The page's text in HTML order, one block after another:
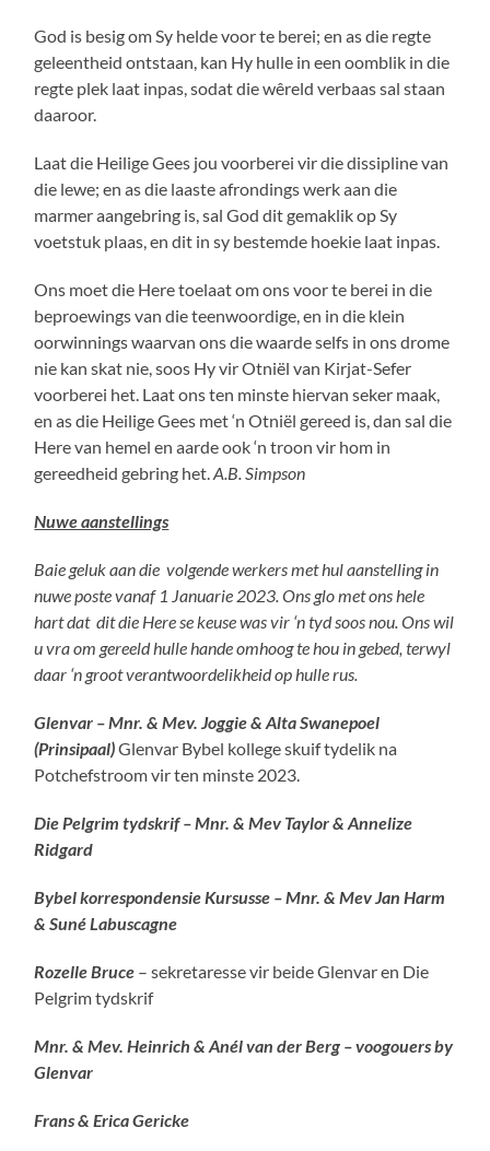
God is besig om Sy helde voor te berei; en as die regte
geleentheid ontstaan, kan Hy hulle in een oomblik in die
regte plek laat inpas, sodat die wêreld verbaas sal staan
daaroor.
Laat die Heilige Gees jou voorberei vir die dissipline van
die lewe; en as die laaste afrondings werk aan die
marmer aangebring is, sal God dit gemaklik op Sy
voetstuk plaas, en dit in sy bestemde hoekie laat inpas.
Ons moet die Here toelaat om ons voor te berei in die
beproewings van die teenwoordige, en in die klein
oorwinnings waarvan ons die waarde selfs in ons drome
nie kan skat nie, soos Hy vir Otniël van Kirjat-Sefer
voorberei het. Laat ons ten minste hiervan seker maak,
en as die Heilige Gees met ‘n Otniël gereed is, dan sal die
Here van hemel en aarde ook ‘n troon vir hom in
gereedheid gebring het.A.B. Simpson
Nuwe aanstellings
Baie geluk aan die volgende werkers met hul aanstelling in
nuwe poste vanaf 1 Januarie 2023. Ons glo met ons hele
hart dat dit die Here se keuse was vir ‘n tyd soos nou. Ons wil
u vra om gereeld hulle hande omhoog te hou in gebed, terwyl
daar ‘n groot verantwoordelikheid op hulle rus.
Glenvar – Mnr. & Mev. Joggie & Alta Swanepoel
(Prinsipaal)Glenvar Bybel kollege skuif tydelik na
Potchefstroom vir ten minste 2023.
Die Pelgrim tydskrif – Mnr. & Mev Taylor & Annelize
Ridgard
Bybel korrespondensie Kursusse – Mnr. & Mev Jan Harm
& Suné Labuscagne
Rozelle Bruce – sekretaresse vir beide Glenvar en Die
Pelgrim tydskrif
Mnr. & Mev. Heinrich & Anél van der Berg – voogouers by
Glenvar
Frans & Erica Gericke